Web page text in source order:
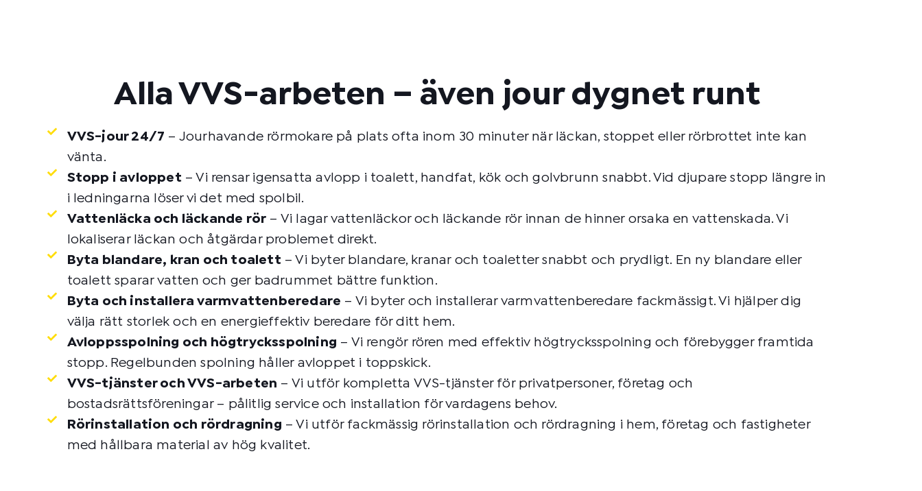
Alla VVS-arbeten – även jour dygnet runt
VVS-jour 24/7 – Jourhavande rörmokare på plats ofta inom 30 minuter när läckan, stoppet eller rörbrottet inte kan
vänta.
Stopp i avloppet– Vi rensar igensatta avlopp i toalett, handfat, kök och golvbrunn snabbt. Vid djupare stopp längre in
i ledningarna löser vi det med spolbil.
Vattenläcka och läckande rör – Vi lagar vattenläckor och läckande rör innan de hinner orsaka en vattenskada. Vi
lokaliserar läckan och åtgärdar problemet direkt.
Byta blandare, kran och toalett– Vi byter blandare, kranar och toaletter snabbt och prydligt. En ny blandare eller
toalett sparar vatten och ger badrummet bättre funktion.
Byta och installera varmvattenberedare – Vi byter och installerar varmvattenberedare fackmässigt. Vi hjälper dig
välja rätt storlek och en energieffektiv beredare för ditt hem.
Avloppsspolning och högtrycksspolning – Vi rengör rören med effektiv högtrycksspolning och förebygger framtida
stopp. Regelbunden spolning håller avloppet i toppskick.
VVS-tjänster och VVS-arbeten – Vi utför kompletta VVS-tjänster för privatpersoner, företag och
bostadsrättsföreningar – pålitlig service och installation för vardagens behov.
Rörinstallation och rördragning – Vi utför fackmässig rörinstallation och rördragning i hem, företag och fastigheter
med hållbara material av hög kvalitet.